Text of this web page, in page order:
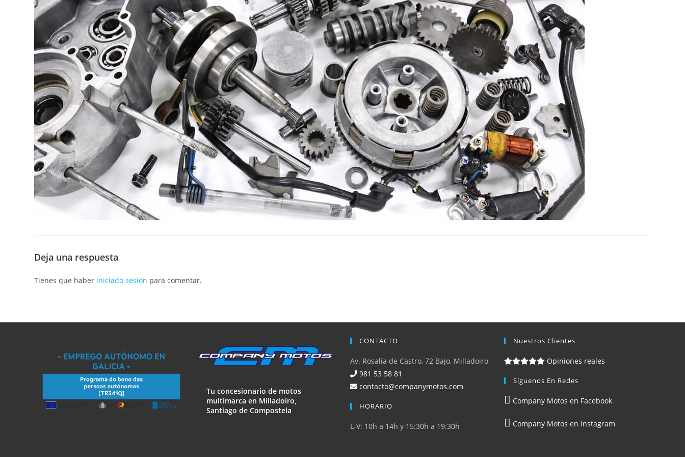
Deja una respuesta
Tienes que haber iniciado sesión para comentar.
Tu concesionario de motos
multimarca en Milladoiro,
Santiago de Compostela
CONTACTO
Av. Rosalía de Castro, 72 Bajo, Milladoiro
981 53 58 81
contacto@companymotos.com
HORARIO
L-V: 10h a 14h y 15:30h a 19:30h
Nuestros Clientes
Opiniones reales
Síguenos En Redes
Company Motos en Facebook
Company Motos en Instagram